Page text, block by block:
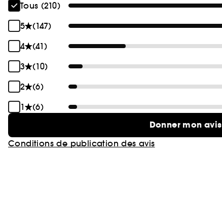
Tous (210)
5
(147)
4
(41)
3
(10)
2
(6)
1
(6)
Donner mon avis
Conditions de publication des avis